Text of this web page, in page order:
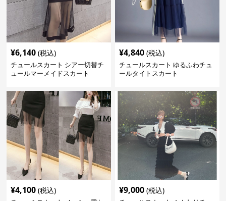
¥6,140 (税込)
チュールスカート シアー切替チ
ュールマーメイドスカート
¥4,840 (税込)
チュールスカート ゆるふわチュ
ールタイトスカート
¥4,100 (税込) ¥9,000 (税込)